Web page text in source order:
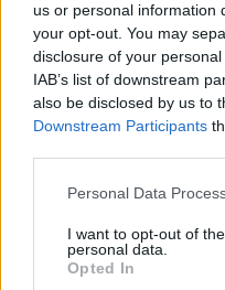
us or personal information
your opt-out. You may
disclosure of your
IAB’s list of downstream
also be disclosed by us to
Downstream Participants
Please note that this
not limited to your visit or
grant or deny consent to
use your data for below
Personal Data
I want to opt-out of
personal data.
Opted In
Appianare i capi
Dopo aver rimosso i
appianarei capi con le
aiuta a ridurre
lavoro di stiratura
che i capi sono pronti,
ferro da stiro
ottenere risultati